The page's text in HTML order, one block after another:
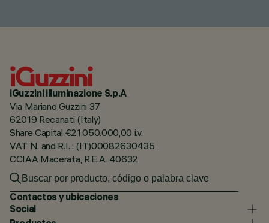
iGuzzini illuminazione S.p.A
Via Mariano Guzzini 37
62019 Recanati (Italy)
Share Capital €21.050.000,00 i.v.
VAT N. and R.I. : (IT)00082630435
CCIAA Macerata, R.E.A. 40632
Contactos y ubicaciones
Social